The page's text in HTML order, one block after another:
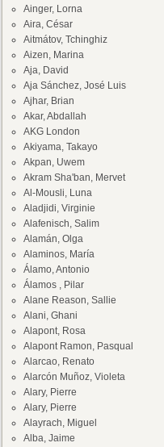
Ainger, Lorna
Aira, César
Aitmátov, Tchinghiz
Aizen, Marina
Aja, David
Aja Sánchez, José Luis
Ajhar, Brian
Akar, Abdallah
AKG London
Akiyama, Takayo
Akpan, Uwem
Akram Sha'ban, Mervet
Al-Mousli, Luna
Aladjidi, Virginie
Alafenisch, Salim
Alamán, Olga
Alaminos, María
Álamo, Antonio
Álamos , Pilar
Alane Reason, Sallie
Alani, Ghani
Alapont, Rosa
Alapont Ramon, Pasqual
Alarcao, Renato
Alarcón Muñoz, Violeta
Alary, Pierre
Alary, Pierre
Alayrach, Miguel
Alba, Jaime